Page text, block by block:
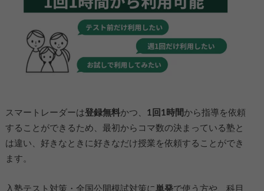
スマートレーダーは登録無料かつ、 1回1時間 から指導を依頼
することができるため、最初からコマ数の決まっている塾と
は違い、好きなときに好きなだけ授業を依頼することができ
ます。
入塾テスト対策・全国公開模試対策に単発で使う方や、科目